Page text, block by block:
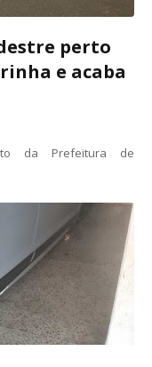
perto
e acaba
da Prefeitura de